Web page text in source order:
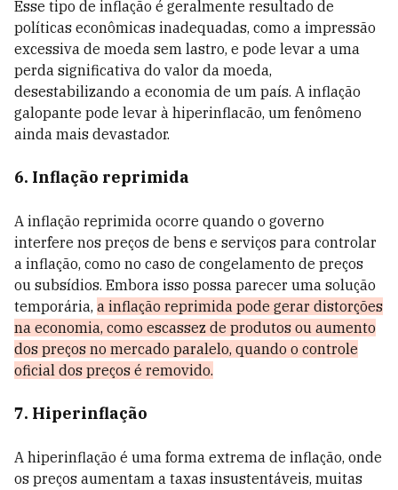
Esse tipo de inflação é geralmente resultado de
políticas econômicas inadequadas, como a impressão
excessiva de moeda sem lastro, e pode levar a uma
perda significativa do valor da moeda,
desestabilizando a economia de um país. A inflação
galopante pode levar à hiperinflacão, um fenômeno
ainda mais devastador.
6. Inflação reprimida
A inflação reprimida ocorre quando o governo
interfere nos preços de bens e serviços para controlar
a inflação, como no caso de congelamento de preços
ou subsídios. Embora isso possa parecer uma solução
temporária, a inflação reprimida pode gerar distorções
na economia, como escassez de produtos ou aumento
dos preços no mercado paralelo, quando o controle
oficial dos preços é removido.
7. Hiperinflação
A hiperinflação é uma forma extrema de inflação, onde
os preços aumentam a taxas insustentáveis, muitas